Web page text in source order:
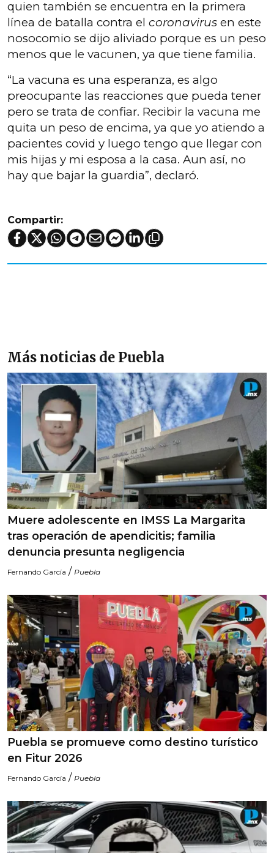
quien también se encuentra en la primera
línea de batalla contra el coronavirus en este
nosocomio se dijo aliviado porque es un peso
menos que le vacunen, ya que tiene familia.
“La vacuna es una esperanza, es algo
preocupante las reacciones que pueda tener
pero se trata de confiar. Recibir la vacuna me
quita un peso de encima, ya que yo atiendo a
pacientes covid y luego tengo que llegar con
mis hijas y mi esposa a la casa. Aun así, no
hay que bajar la guardia”, declaró.
Compartir:
Más noticias de Puebla
Muere adolescente en IMSS La Margarita
tras operación de apendicitis; familia
denuncia presunta negligencia
Fernando García / Puebla
Puebla se promueve como destino turístico
en Fitur 2026
Fernando García / Puebla